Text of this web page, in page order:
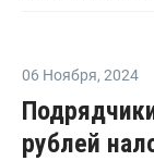
06 Ноября, 2024
рублей